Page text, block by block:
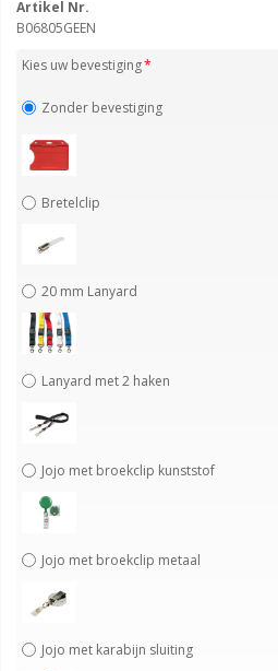
Artikel Nr.
B06805GEEN
Kies uw bevestiging
Zonder bevestiging
Bretelclip
20 mm Lanyard
Lanyard met 2 haken
Jojo met broekclip kunststof
Jojo met broekclip metaal
Jojo met karabijn sluiting